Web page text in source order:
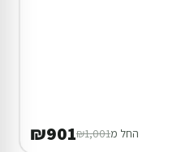
החל מ₪1,001
₪901